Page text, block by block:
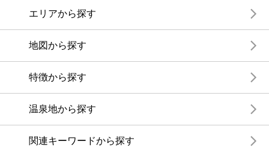
エリアから探す
地図から探す
特徴から探す
温泉地から探す
関連キーワードから探す